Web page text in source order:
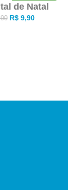
de Natal
R$9,90